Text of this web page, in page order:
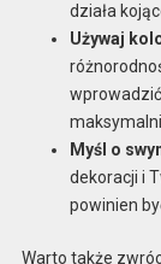
działa
Używaj
Myśl o
dekoracji i
powinien
Warto także